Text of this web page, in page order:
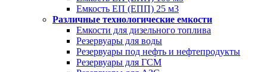
Емкость ЕП (ЕПП) 25 м3
Различные технологические емкости
Емкости для дизельного топлива
Резервуары для воды
Резервуары под нефть и нефтепродукты
Резервуары для ГСМ